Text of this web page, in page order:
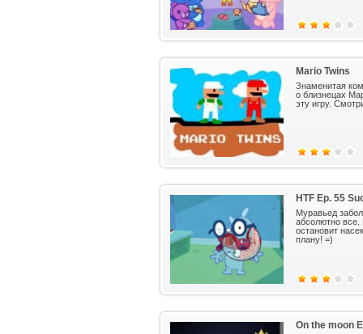
Mario Twins
Знаменитая
о близнецах
эту игру.
HTF Ep. 55
Муравьед
абсолютно все.
остановит
плану! =)
On the moon